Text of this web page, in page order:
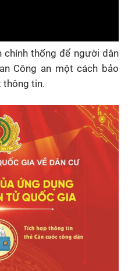
chính thống để người dân
Công an một cách bảo
thông tin.